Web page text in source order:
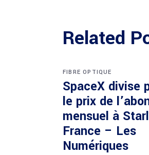
Related
FIBRE OPTIQUE
SpaceX divise
le prix de
mensuel à
France – Les
Numériques